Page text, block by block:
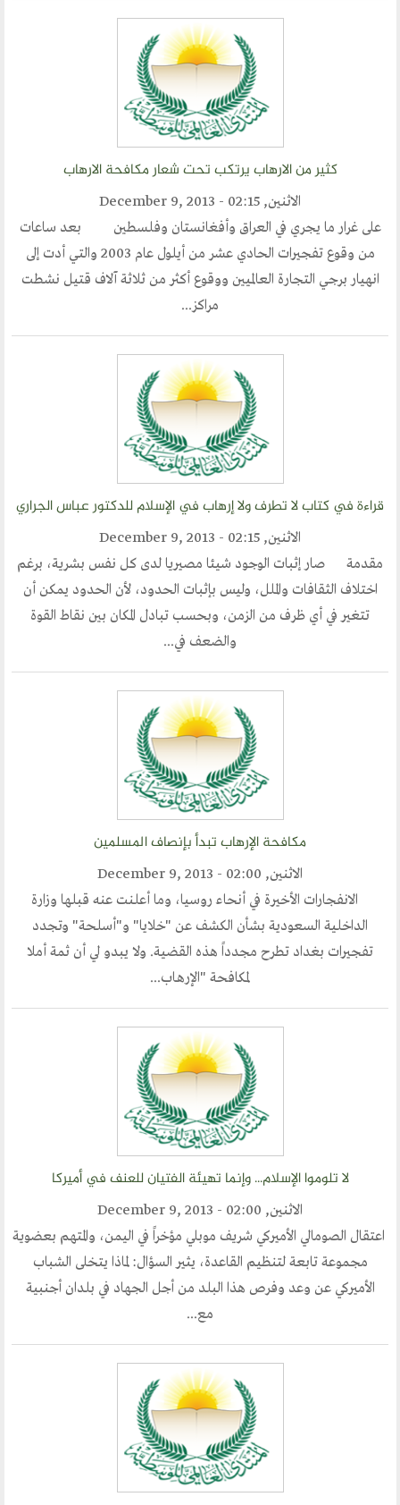
أخبار العالم الاسلامي
جديد المؤتمرات
خطب الجمعة
طلب توظيف
مواقع صديقة
المؤتمرات
منتديات الوسطية
اخر الاخبار
المنتدى في الاعلام
طلبات الانتساب
اتصل بنا
أرسل لنا
ارسل مقالآ
ارسل خبر
إنجليزية
كثير من الارهاب يرتكب تحت شعار مكافحة الارهاب
الاثنين, December 9, 2013 - 02:15
على غرار ما يجري في العراق وأفغانستان وفلسطين بعد ساعات
من وقوع تفجيرات الحادي عشر من أيلول عام 2003 والتي أدت إلى
انهيار برجي التجارة العالميين ووقوع أكثر من ثلاثة آلاف قتيل نشطت
مراكز...
قراءة في كتاب لا تطرف ولا إرهاب في الإسلام للدكتور عباس الجراري
الاثنين, December 9, 2013 - 02:15
مقدمة صار إثبات الوجود شيئا مصيريا لدى كل نفس بشرية، برغم
اختلاف الثقافات والملل، وليس بإثبات الحدود، لأن الحدود يمكن أن
تتغير في أي ظرف من الزمن، وبحسب تبادل المكان بين نقاط القوة
والضعف في...
مكافحة الإرهاب تبدأ بإنصاف المسلمين
الاثنين, December 9, 2013 - 02:00
الانفجارات الأخيرة في أنحاء روسيا، وما أعلنت عنه قبلها وزارة
الداخلية السعودية بشأن الكشف عن "خلايا" و"أسلحة" وتجدد
تفجيرات بغداد تطرح مجدداً هذه القضية. ولا يبدو لي أن ثمة أملا
لمكافحة "الإرهـاب...
لا تلوموا الإسلام... وإنما تهيئة الفتيان للعنف في أميركا
الاثنين, December 9, 2013 - 02:00
اعتقال الصومالي الأميركي شريف موبلي مؤخراً في اليمن، والمتهم بعضوية
مجموعة تابعة لتنظيم القاعدة، يثير السؤال: لماذا يتخلى الشباب
الأميركي عن وعد وفرص هذا البلد من أجل الجهاد في بلدان أجنبية
مع...